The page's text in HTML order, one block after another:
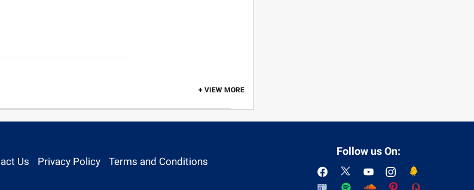
+ VIEW MORE
Us Privacy Policy Terms and Conditions
Follow us On: